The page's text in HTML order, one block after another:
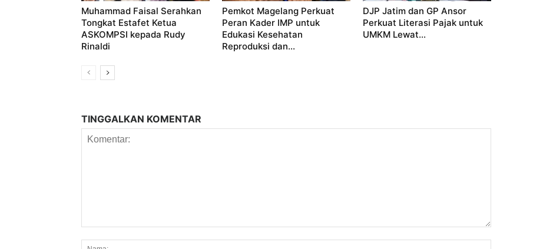
Muhammad Faisal Serahkan
Tongkat Estafet Ketua
ASKOMPSI kepada Rudy
Rinaldi
Pemkot Magelang Perkuat
Peran Kader IMP untuk
Edukasi Kesehatan
Reproduksi dan...
DJP Jatim dan GP Ansor
Perkuat Literasi Pajak untuk
UMKM Lewat...
TINGGALKAN KOMENTAR